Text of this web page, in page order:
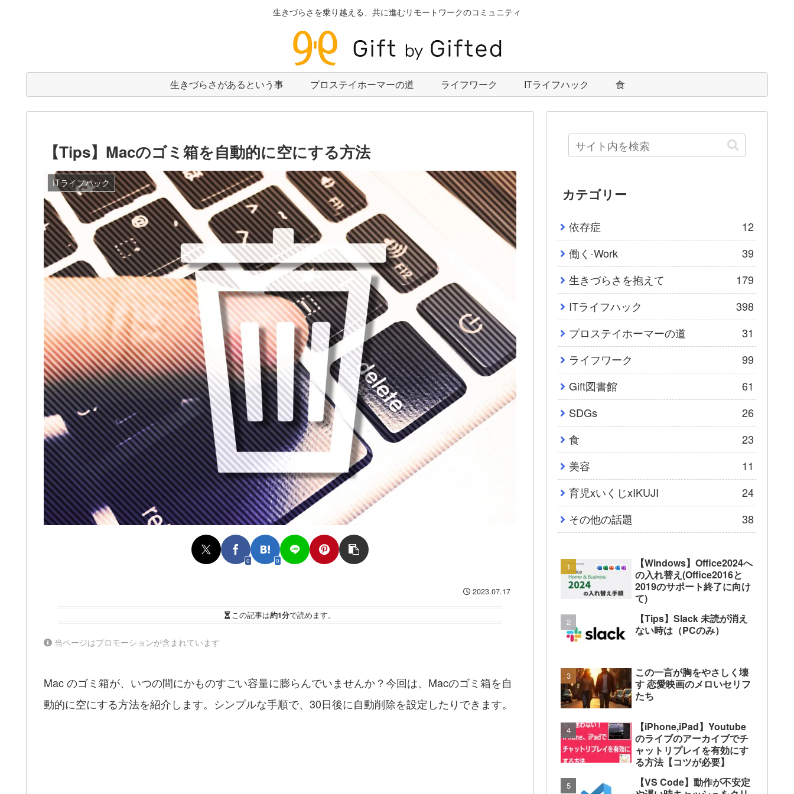
生きづらさを乗り越える、共に進むリモートワークのコミュニティ
生きづらさがあるという事 プロステイホーマーの道 ライフワーク ITライフハック 食
【Tips】Macのゴミ箱を自動的に空にする方法
ITライフハック
0 0
2023.07.17
この記事は約1分で読めます。
当ページはプロモーションが含まれています
Mac のゴミ箱が、いつの間にかものすごい容量に膨らんでいませんか？今回は、Macのゴミ箱を自
動的に空にする方法を紹介します。シンプルな手順で、30日後に自動削除を設定したりできます。
カテゴリー
依存症
12
働く-Work
39
生きづらさを抱えて
179
ITライフハック
398
プロステイホーマーの道
31
ライフワーク
99
Gift図書館
61
SDGs
26
食
23
美容
11
育児xいくじxIKUJI
24
その他の話題
38
【Windows】Office2024へ
の入れ替え(Office2016と
2019のサポート終了に向け
て)
【Tips】Slack 未読が消え
ない時は（PCのみ）
この一言が胸をやさしく壊
す 恋愛映画のメロいセリフ
たち
【iPhone,iPad】Youtube
のライブのアーカイブでチ
ャットリプレイを有効にす
る方法【コツが必要】
【VS Code】動作が不安定